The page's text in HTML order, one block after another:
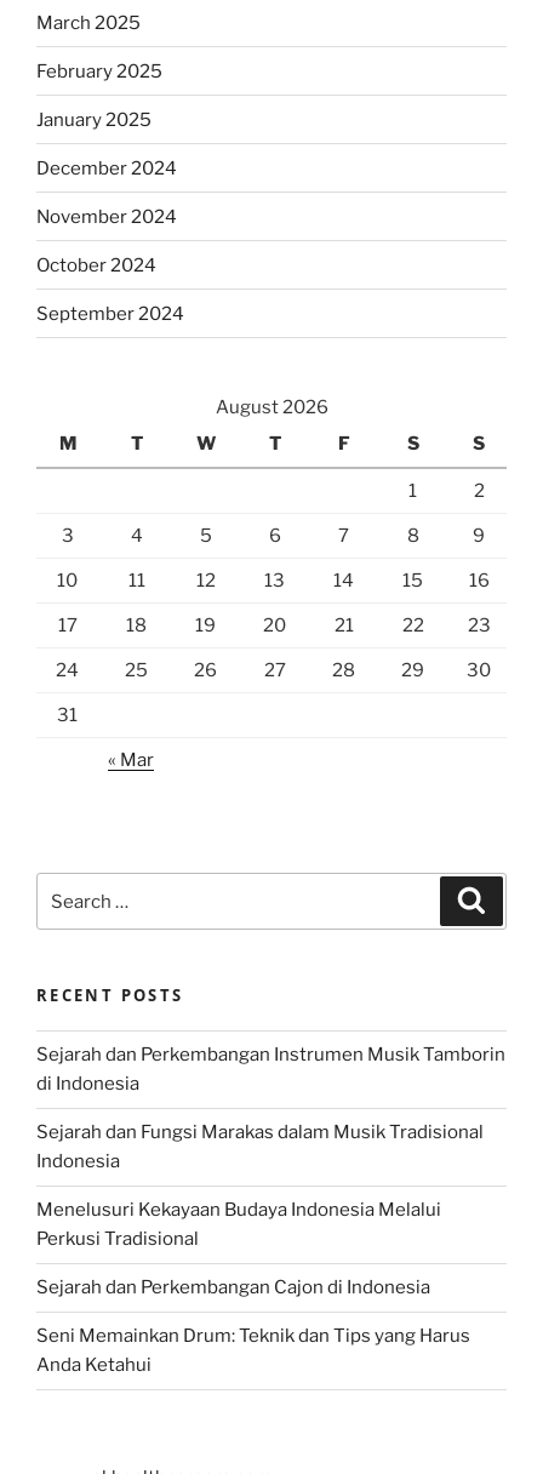
March 2025
February 2025
January 2025
December 2024
November 2024
October 2024
September 2024
August 2026
M
T W T F S S
1 2
3 4 5 6 7 8 9
10 11 12 13 14 15 16
17 18 19 20 21 22 23
24 25 26 27 28 29 30
31
« Mar
for:
RECENT POSTS
Sejarah dan Perkembangan Instrumen Musik Tamborin
di Indonesia
Sejarah dan Fungsi Marakas dalam Musik Tradisional
Indonesia
Menelusuri Kekayaan Budaya Indonesia Melalui
Perkusi Tradisional
Sejarah dan Perkembangan Cajon di Indonesia
Seni Memainkan Drum: Teknik dan Tips yang Harus
Anda Ketahui